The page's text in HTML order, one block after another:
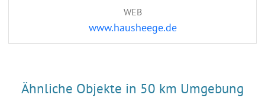
WEB
www.hausheege.de
Ähnliche Objekte in 50 km Umgebung